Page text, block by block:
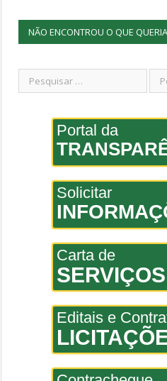
NÃO ENCONTROU O QUE
Portal da
Solicitar
Carta de
SERVIÇOS
Editais e